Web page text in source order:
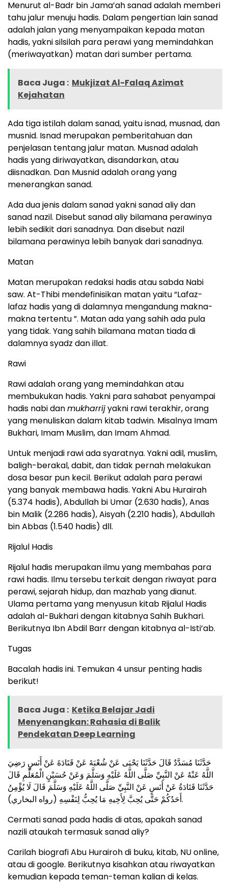
Menurut al-Badr bin Jama’ah sanad adalah memberi
tahu jalur menuju hadis. Dalam pengertian lain sanad
adalah jalan yang menyampaikan kepada matan
hadis, yakni silsilah para perawi yang memindahkan
(meriwayatkan) matan dari sumber pertama.
Baca Juga : Mukjizat Al-Falaq Azimat
Kejahatan
Ada tiga istilah dalam sanad, yaitu isnad, musnad, dan
musnid. Isnad merupakan pemberitahuan dan
penjelasan tentang jalur matan. Musnad adalah
hadis yang diriwayatkan, disandarkan, atau
diisnadkan. Dan Musnid adalah orang yang
menerangkan sanad.
Ada dua jenis dalam sanad yakni sanad aliy dan
sanad nazil. Disebut sanad aliy bilamana perawinya
lebih sedikit dari sanadnya. Dan disebut nazil
bilamana perawinya lebih banyak dari sanadnya.
Matan
Matan merupakan redaksi hadis atau sabda Nabi
saw. At-Thibi mendefinisikan matan yaitu “Lafaz-
lafaz hadis yang di dalamnya mengandung makna-
makna tertentu ”. Matan ada yang sahih ada pula
yang tidak. Yang sahih bilamana matan tiada di
dalamnya syadz dan illat.
Rawi
Rawi adalah orang yang memindahkan atau
membukukan hadis. Yakni para sahabat penyampai
hadis nabi danmukharrijyakni rawi terakhir, orang
yang menuliskan dalam kitab tadwin. Misalnya Imam
Bukhari, Imam Muslim, dan Imam Ahmad.
Untuk menjadi rawi ada syaratnya. Yakni adil, muslim,
baligh-berakal, dabit, dan tidak pernah melakukan
dosa besar pun kecil. Berikut adalah para perawi
yang banyak membawa hadis. Yakni Abu Hurairah
(5.374 hadis), Abdullah bi Umar (2.630 hadis), Anas
bin Malik (2.286 hadis), Aisyah (2.210 hadis), Abdullah
bin Abbas (1.540 hadis) dll.
Rijalul Hadis
Rijalul hadis merupakan ilmu yang membahas para
rawi hadis. Ilmu tersebu terkait dengan riwayat para
perawi, sejarah hidup, dan mazhab yang dianut.
Ulama pertama yang menyusun kitab Rijalul Hadis
adalah al-Bukhari dengan kitabnya Sahih Bukhari.
Berikutnya Ibn Abdil Barr dengan kitabnya al-Isti’ab.
Tugas
Bacalah hadis ini. Temukan 4 unsur penting hadis
berikut!
Baca Juga : Ketika Belajar Jadi
Menyenangkan: Rahasia di Balik
Pendekatan Deep Learning
حَدَّثَنَا مُسَدَّدٌ قَالَ حَدَّثَنَا يَحْيَى عَنْ شُعْبَةَ عَنْ قَتَادَةَ عَنْ أَنَسٍ رَضِيَ
اللَّهُ عَنْهُ عَنْ النَّبِيِّ صَلَّى اللَّهُ عَلَيْهِ وَسَلَّمَ وَعَنْ حُسَيْنٍ الْمُعَلِّمِ قَالَ
حَدَّثَنَا قَتَادَةُ عَنْ أَنَسٍ عَنْ النَّبِيِّ صَلَّى اللَّهُ عَلَيْهِ وَسَلَّمَ قَالَ لَا يُؤْمِنُ
أَحَدُكُمْ حَتَّى يُحِبَّ لِأَخِيهِ مَا يُحِبُّ لِنَفْسِهِ (رواه البخاري).
Cermati sanad pada hadis di atas, apakah sanad
nazili ataukah termasuk sanad aliy?
Carilah biografi Abu Hurairoh di buku, kitab, NU online,
atau di google. Berikutnya kisahkan atau riwayatkan
kemudian kepada teman-teman kalian di kelas.